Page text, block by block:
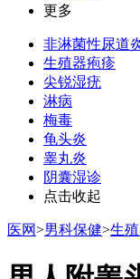
更多
非淋菌性尿道
生殖器疱疹
尖锐湿疣
淋病
梅毒
龟头炎
睾丸炎
阴囊湿诊
点击收起
医网>男科保健>生